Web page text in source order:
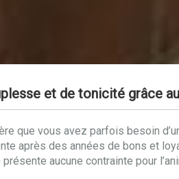
et de tonicité grâce
que vous avez parfois besoin
après des années de bons et
aucune contrainte pour